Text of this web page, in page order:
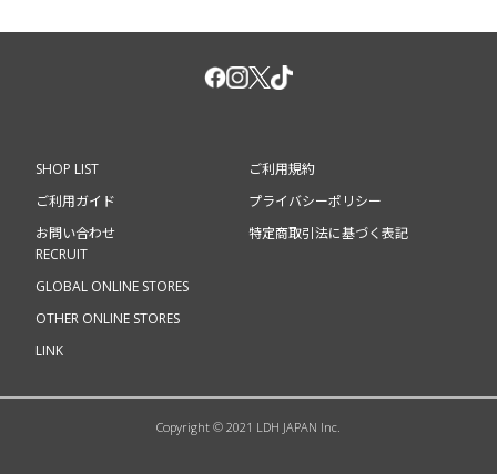
SHOP LIST
ご利用ガイド
お問い合わせ
ご利用規約
プライバシーポリシー
特定商取引法に基づく表記
RECRUIT
GLOBAL ONLINE STORES
OTHER ONLINE STORES
LINK
Copyright © 2021 LDH JAPAN Inc.